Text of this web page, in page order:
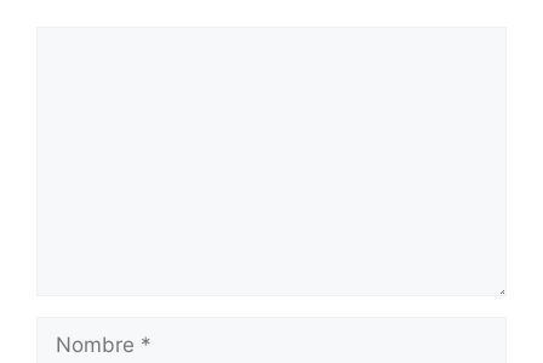
Nombre